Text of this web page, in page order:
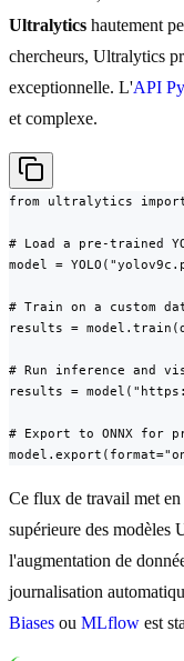
Ultralytics hautement
chercheurs, Ultralytics
exceptionnelle. L'API
et complexe.
from ultralytics import
# Load a pre-trained
model =
# Train on a custom
results =
# Run inference and
results =
# Export to ONNX for
Ce flux de travail met
supérieure des modèles
l'augmentation de
journalisation
Biases ou MLflow est